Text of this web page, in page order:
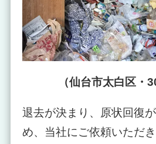
（仙台市太白区・
退去が決まり、原状回復
め、当社にご依頼いただき